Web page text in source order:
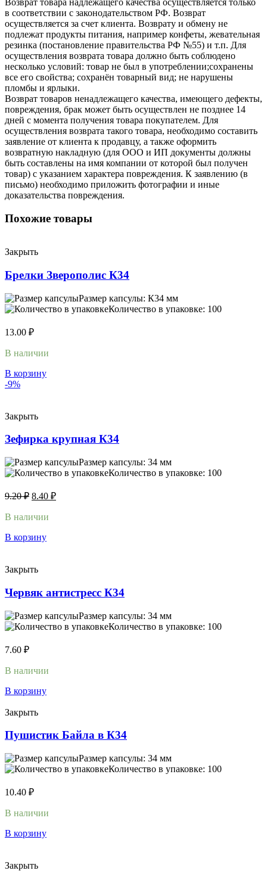
в соответствии с законодательством РФ. Возврат
осуществляется за счет клиента. Возврату и обмену не
подлежат продукты питания, например конфеты, жевательная
резинка (постановление правительства РФ №55) и т.п. Для
осуществления возврата товара должно быть соблюдено
несколько условий: товар не был в употреблении;сохранены
все его свойства; сохранён товарный вид; не нарушены
пломбы и ярлыки.
Возврат товаров ненадлежащего качества, имеющего дефекты,
повреждения, брак может быть осуществлен не позднее 14
дней с момента получения товара покупателем. Для
осуществления возврата такого товара, необходимо составить
заявление от клиента к продавцу, а также оформить
возвратную накладную (для ООО и ИП документы должны
быть составлены на имя компании от которой был получен
товар) с указанием характера повреждения. К заявлению (в
письмо) необходимо приложить фотографии и иные
доказательства повреждения.
Похожие товары
Закрыть
Брелки Зверополис К34
Размер капсулы: К34 мм
Количество в упаковке: 100
13.00 ₽
В наличии
В корзину
-9%
Закрыть
Зефирка крупная К34
Размер капсулы: 34 мм
Количество в упаковке: 100
9.20₽ 8.40 ₽
В наличии
В корзину
Закрыть
Червяк антистресс К34
Размер капсулы: 34 мм
Количество в упаковке: 100
7.60 ₽
В наличии
В корзину
Закрыть
Пушистик Байла в К34
Размер капсулы: 34 мм
Количество в упаковке: 100
10.40 ₽
В наличии
В корзину
Закрыть